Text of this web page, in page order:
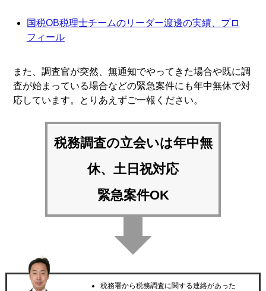
国税OB税理士チームのリーダー渡邊の実績、プロ
フィール
また、調査官が突然、無通知でやってきた場合や既に調
査が始まっている場合などの緊急案件にも年中無休で対
応しています。とりあえずご一報ください。
税務調査の立会いは年中無
休、土日祝対応
緊急案件OK
税務署から税務調査に関する連絡があった